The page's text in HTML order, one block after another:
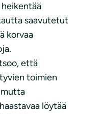
saavutetut
korvaa
että
toimien
mutta
löytää